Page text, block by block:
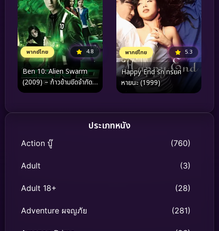
พากย์ไทย 4.8
Ben 10: Alien Swarm
(2009) – ก้าวข้ามขีดจำกัด
ฮีโร่สู่มหากาพย์ไซไฟที่
พากย์ไทย 5.3
Happy End รัก ทรยศ
หายนะ (1999)
ประเภทหนัง
Action บู๊ (760)
Adult (3)
Adult 18+ (28)
Adventure ผจญภัย (281)